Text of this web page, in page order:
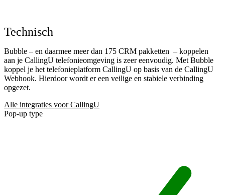
Technisch
Bubble – en daarmee meer dan 175 CRM pakketten – koppelen
aan je CallingU telefonieomgeving is zeer eenvoudig. Met Bubble
koppel je het telefonieplatform CallingU op basis van de CallingU
Webhook. Hierdoor wordt er een veilige en stabiele verbinding
opgezet.
Alle integraties voor CallingU
Pop-up type